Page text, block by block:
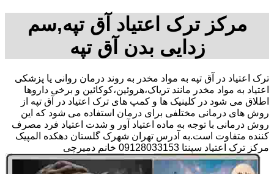
مرکز ترک اعتیاد آق تپه,سم
زدایی بدن آق تپه
ترک اعتیاد در آق تپه به مواد مخدر به روند درمان روانی یا پزشکی
اعتیاد به مواد مخدر مانند تریاک،هروئین،کوکائین و برخی داروها
اطلاق می شود در کلینیک ها و کمپ های ترک اعتیاد در آق تپه از
روش های درمانی مختلفی برای درمان استفاده می شود که این
روش درمانی با توجه به ماده اعتیاد آور و شدت اعتیاد فرد مصرف
کننده متفاوت است.به آدرس تهران شهرک گلستان دهکده المپیک
مرکز ترک اعتیاد سپنتا 09128033153 خانم دمیرچی